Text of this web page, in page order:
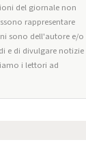
del giornale non
rappresentare
sono dell'autore e/o
e di divulgare notizie
i lettori ad